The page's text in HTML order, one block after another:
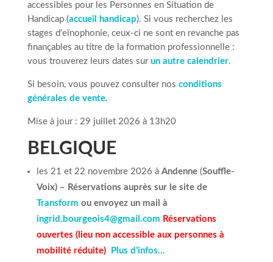
accessibles pour les Personnes en Situation de
Handicap (accueil handicap). Si vous recherchez les
stages d’eïnophonie, ceux-ci ne sont en revanche pas
finançables au titre de la formation professionnelle :
vous trouverez leurs dates sur un autre calendrier.
Si besoin, vous pouvez consulter nos conditions
générales de vente.
Mise à jour : 29 juillet 2026 à 13h20
BELGIQUE
les 21 et 22 novembre 2026 à Andenne(Souffle-
Voix) – Réservations auprès sur le site de
Transform ou envoyez un mail à
ingrid.bourgeois4@gmail.com Réservations
ouvertes (lieu non accessible aux personnes à
mobilité réduite)
Plus d’infos…